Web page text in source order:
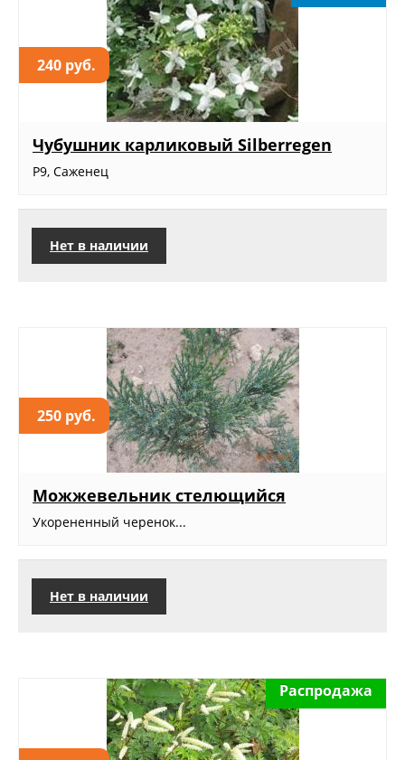
240 руб.
Чубушник карликовый Silberregen
Р9, Саженец
Нет в наличии
250 руб.
Можжевельник стелющийся
Укорененный черенок...
Нет в наличии
Распродажа